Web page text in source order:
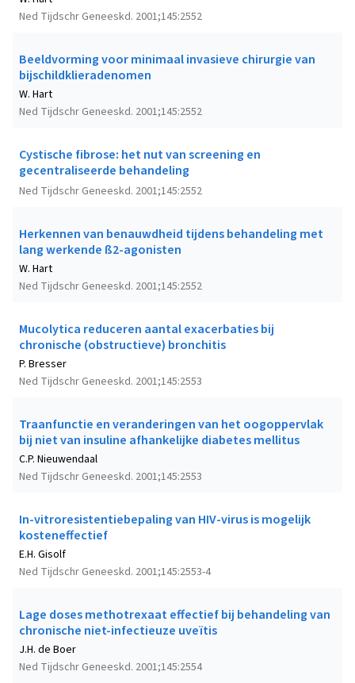
Ned Tijdschr Geneeskd. 2001;145:2552
Beeldvorming voor minimaal invasieve chirurgie van
bijschildklieradenomen
Ned Tijdschr Geneeskd. 2001;145:2552
W. Hart
Cystische fibrose: het nut van screening en
gecentraliseerde behandeling
Ned Tijdschr Geneeskd. 2001;145:2552
Herkennen van benauwdheid tijdens behandeling met
lang werkende ß2-agonisten
Ned Tijdschr Geneeskd. 2001;145:2552
W. Hart
Mucolytica reduceren aantal exacerbaties bij
chronische (obstructieve) bronchitis
Ned Tijdschr Geneeskd. 2001;145:2553
P. Bresser
Traanfunctie en veranderingen van het oogoppervlak
bij niet van insuline afhankelijke diabetes mellitus
Ned Tijdschr Geneeskd. 2001;145:2553
C.P. Nieuwendaal
In-vitroresistentiebepaling van HIV-virus is mogelijk
kosteneffectief
Ned Tijdschr Geneeskd. 2001;145:2553-4
E.H. Gisolf
Lage doses methotrexaat effectief bij behandeling van
chronische niet-infectieuze uveïtis
Ned Tijdschr Geneeskd. 2001;145:2554
J.H. de Boer